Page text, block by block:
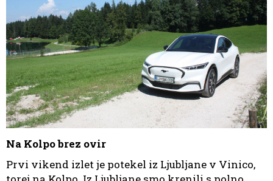
Na Kolpo brez ovir
Prvi vikend izlet je potekel iz Ljubljane v Vinico,